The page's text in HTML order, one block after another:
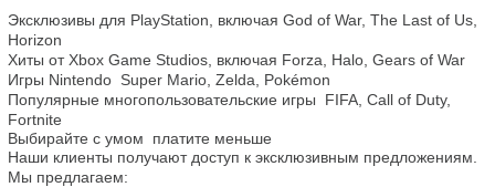
Эксклюзивы для PlayStation, включая God of War, The Last of Us,
Horizon
Хиты от Xbox Game Studios, включая Forza, Halo, Gears of War
Игры Nintendo  Super Mario, Zelda, Pokémon
Популярные многопользовательские игры  FIFA, Call of Duty,
Fortnite
Выбирайте с умом  платите меньше
Наши клиенты получают доступ к эксклюзивным предложениям.
Мы предлагаем: